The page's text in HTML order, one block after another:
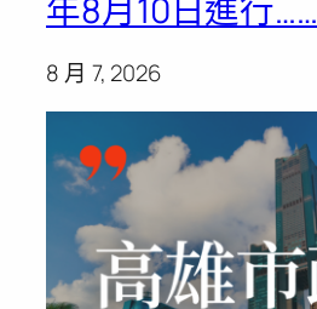
年8月10日進行……
8 月 7, 2026